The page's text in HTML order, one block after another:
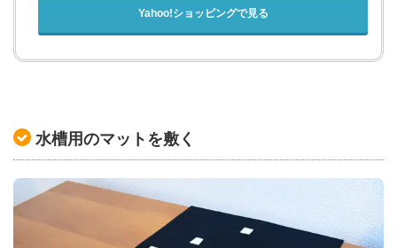
Yahoo!ショッピングで見る
水槽用のマットを敷く